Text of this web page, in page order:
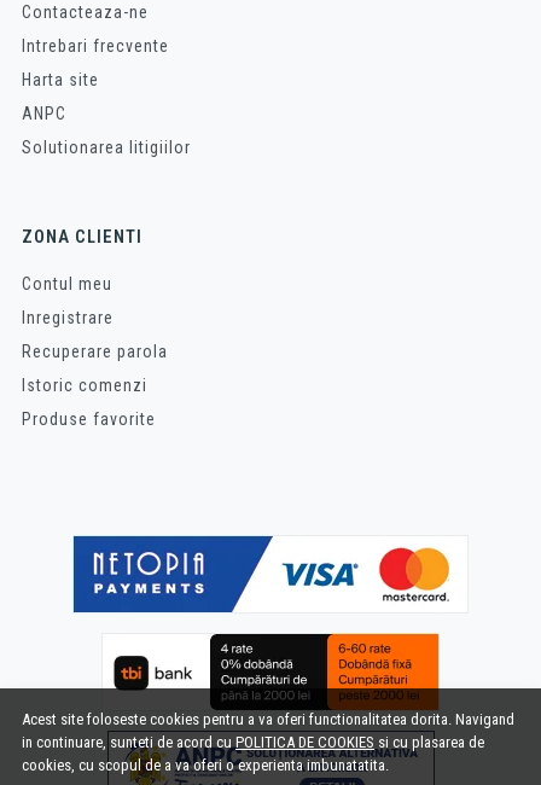
Acest site foloseste cookies pentru a va oferi functionalitatea dorita. Navigand
in continuare, sunteti de acord cuPOLITICA DE COOKIES si cu plasarea de
cookies, cu scopul de a va oferi o experienta imbunatatita.
Contacteaza-ne
Intrebari frecvente
Harta site
ANPC
Solutionarea litigiilor
ZONA CLIENTI
Contul meu
Inregistrare
Recuperare parola
Istoric comenzi
Produse favorite